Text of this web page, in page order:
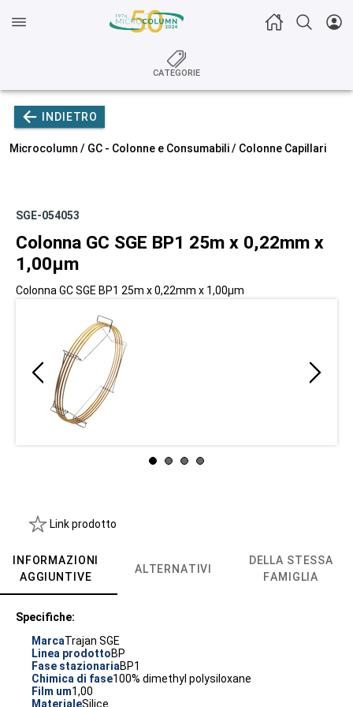
CATEGORIE
INDIETRO
Microcolumn / GC - Colonne e Consumabili/ Colonne Capillari
SGE-054053
Colonna GC SGE BP1 25m x 0,22mm x
1,00µm
Colonna GC SGE BP1 25m x 0,22mm x 1,00µm
Link prodotto
INFORMAZIONI
AGGIUNTIVE
ALTERNATIVI
DELLA STESSA
FAMIGLIA
Specifiche:
MarcaTrajan SGE
Linea prodottoBP
Fase stazionariaBP1
Chimica di fase100% dimethyl polysiloxane
Film um1,00
MaterialeSilice